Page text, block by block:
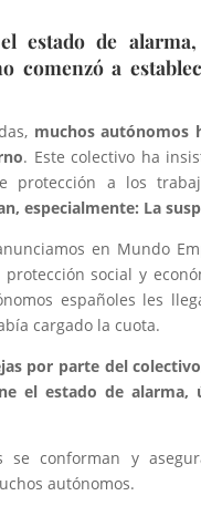
estado de
comenzó a
muchos autónomos
. Este colectivo ha
protección a los
especialmente: La
en Mundo
social y
españoles les
cargado la cuota.
por parte del
el estado de
se conforman y
autónomos.